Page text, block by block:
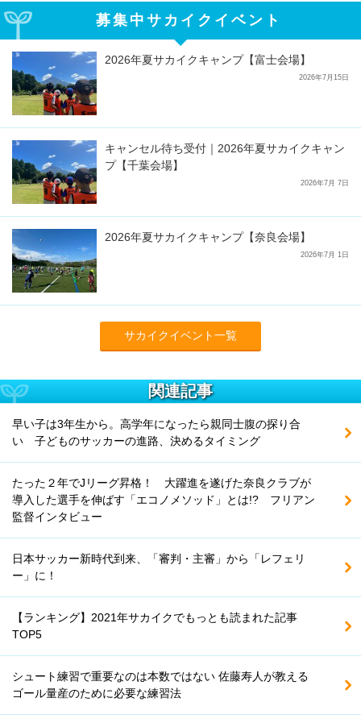
募集中サカイクイベント
2026年夏サカイクキャンプ【富士会場】
2026年7月15日
キャンセル待ち受付｜2026年夏サカイクキャン
プ【千葉会場】
2026年7月 7日
2026年夏サカイクキャンプ【奈良会場】
2026年7月 1日
サカイクイベント一覧
関連記事
早い子は3年生から。高学年になったら親同士腹の探り合
い 子どものサッカーの進路、決めるタイミング
たった２年でJリーグ昇格！ 大躍進を遂げた奈良クラブが
導入した選手を伸ばす「エコノメソッド」とは!? フリアン
監督インタビュー
日本サッカー新時代到来、「審判・主審」から「レフェリ
ー」に！
【ランキング】2021年サカイクでもっとも読まれた記事
TOP5
シュート練習で重要なのは本数ではない 佐藤寿人が教える
ゴール量産のために必要な練習法